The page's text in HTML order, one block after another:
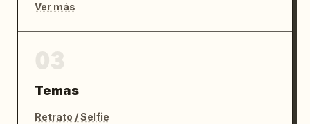
Ver más
Temas
Retrato / Selfie